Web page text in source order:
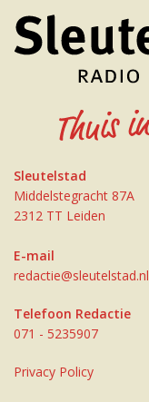
Sleutelstad
Middelstegracht 87A
2312 TT Leiden
E-mail
redactie@sleutelstad.nl
Telefoon Redactie
071 - 5235907
Privacy Policy